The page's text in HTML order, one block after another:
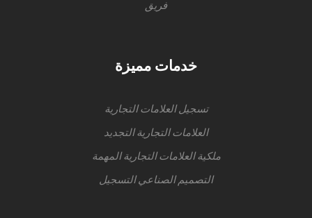
فريق
خدمات مميزة
تسجيل العلامات التجارية
العلامات التجارية التجديد
ملكية العلامات التجارية المهمة
التصميم الصناعي التسجيل